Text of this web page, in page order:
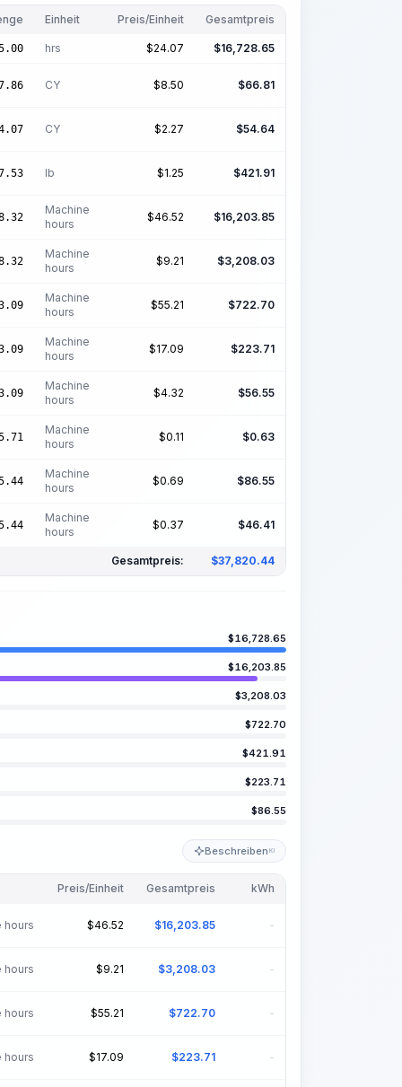
Einheit Preis/Einheit Gesamtpreis
hrs $24.07 $16,728.65
CY $8.50 $66.81
CY $2.27 $54.64
lb $1.25 $421.91
Machine
hours
$46.52 $16,203.85
Machine
hours
$9.21 $3,208.03
Machine
hours
$55.21 $722.70
Machine
hours
$17.09 $223.71
Machine
hours
$4.32 $56.55
Machine
hours
$0.11 $0.63
Machine
hours
$0.69 $86.55
Machine
hours
$0.37 $46.41
Gesamtpreis: $37,820.44
$16,728.65
$16,203.85
$3,208.03
$722.70
$421.91
$223.71
$86.55
Beschreiben KI
Preis/Einheit Gesamtpreis kWh
hours $46.52 $16,203.85 -
hours $9.21 $3,208.03 -
hours $55.21 $722.70 -
hours $17.09 $223.71 -